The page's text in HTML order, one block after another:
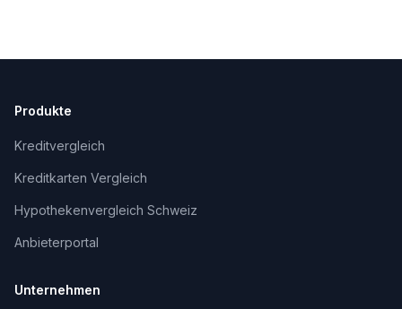
Produkte
Kreditvergleich
Kreditkarten Vergleich
Hypothekenvergleich Schweiz
Anbieterportal
Unternehmen